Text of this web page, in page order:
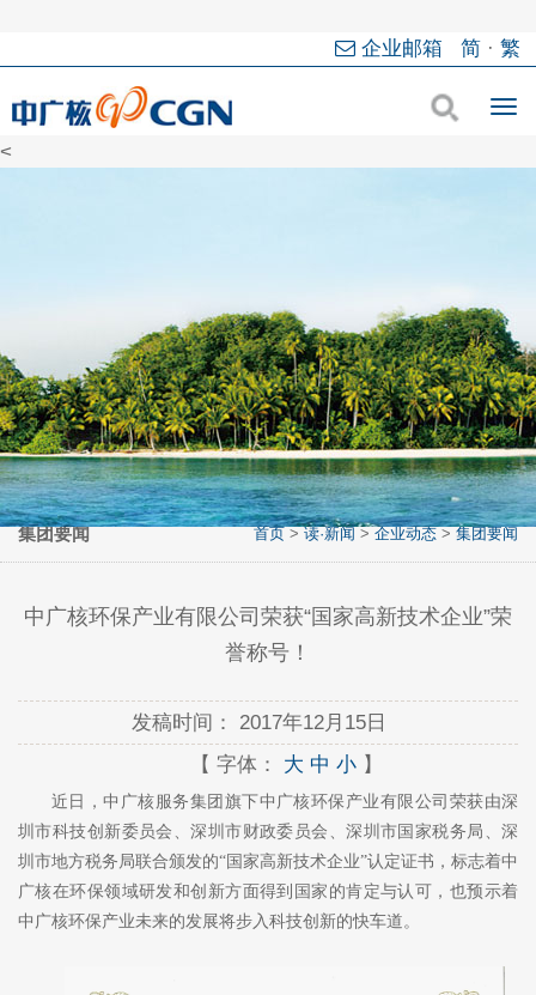
企业邮箱 简· 繁
<
首页 > 读·新闻 > 企业动态 > 集团要闻
集团要闻
中广核环保产业有限公司荣获“国家高新技术企业”荣
誉称号！
发稿时间： 2017年12月15日
【 字体： 大 中 小】
近日，中广核服务集团旗下中广核环保产业有限公司荣获由深
圳市科技创新委员会、深圳市财政委员会、深圳市国家税务局、深
圳市地方税务局联合颁发的“ 国家高新技术企业”认定证书，标志着中
广核在环保领域研发和创新方面得到国家的肯定与认可，也预示着
中广核环保产业未来的发展将步入科技创新的快车道。